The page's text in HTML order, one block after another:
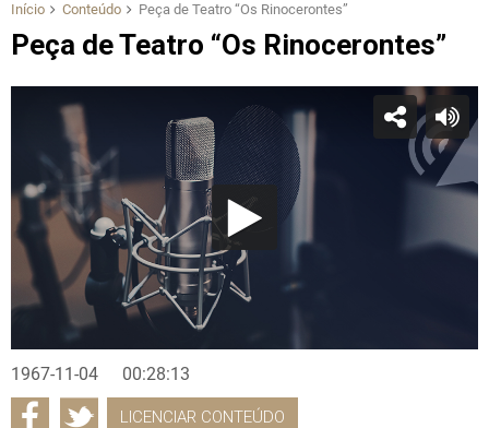
Início Conteúdo Peça de Teatro “Os Rinocerontes”
Peça de Teatro “Os Rinocerontes”
1967-11-04 00:28:13
LICENCIAR CONTEÚDO